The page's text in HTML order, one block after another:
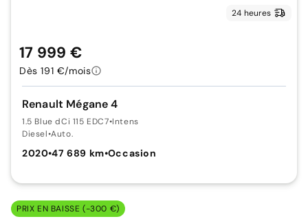
24 heures
Renault Mégane 4
1.5 Blue dCi 115 EDC7•Intens
Diesel•Auto.
2020•47 689 km•Occasion
17 999 €
Dès 191 €/mois
PRIX EN BAISSE (-300 €)